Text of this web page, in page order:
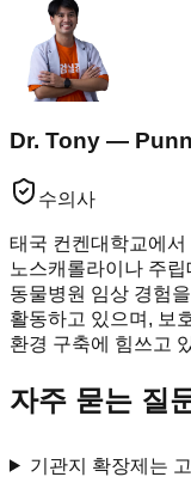
Dr. Tony —
수의사
태국 컨켄대학교에
노스캐롤라이나 주
동물병원 임상 경험
활동하고 있으며, 보
환경 구축에 힘쓰고
자주 묻는 질
기관지 확장제는